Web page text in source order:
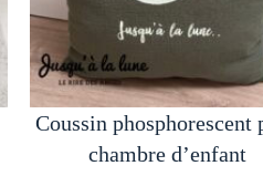
Coussin phosphorescent
chambre d’enfant